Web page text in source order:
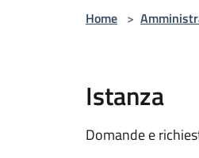
Home >
Istanza
Domande e